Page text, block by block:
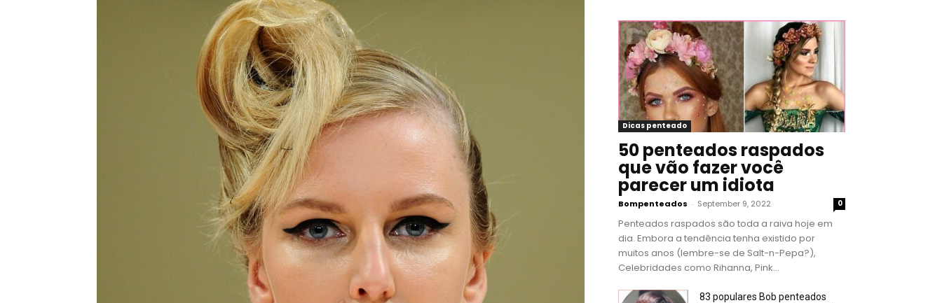
Dicas penteado
50 penteados raspados
que vão fazer você
parecer um idiota
Bompenteados - September 9, 2022 0
Penteados raspados são toda a raiva hoje em
dia. Embora a tendência tenha existido por
muitos anos (lembre-se de Salt-n-Pepa?),
Celebridades como Rihanna, Pink...
83 populares Bob penteados